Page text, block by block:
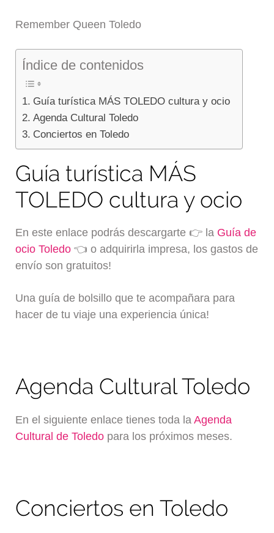
Remember Queen Toledo
Índice de contenidos
Guía turística MÁS TOLEDO cultura y ocio
Agenda Cultural Toledo
Conciertos en Toledo
Guía turística MÁS
TOLEDO cultura y ocio
En este enlace podrás descargarte 👉 la Guía de
ocio Toledo 👈 o adquirirla impresa, los gastos de
envío son gratuitos!
Una guía de bolsillo que te acompañara para
hacer de tu viaje una experiencia única!
Agenda Cultural Toledo
En el siguiente enlace tienes toda laAgenda
Cultural de Toledo para los próximos meses.
Conciertos en Toledo